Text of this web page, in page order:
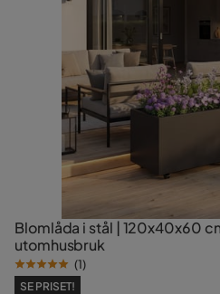
Blomlåda i stål | 120x40x60
utomhusbruk
(1)
SE PRISET!